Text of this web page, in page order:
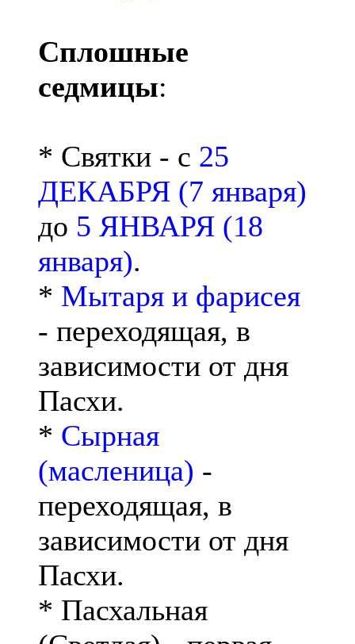
Сплошные
седмицы:
* Святки - с 25
ДЕКАБРЯ (7 января)
до 5 ЯНВАРЯ (18
января).
* Мытаря и фарисея
- переходящая, в
зависимости от дня
Пасхи.
* Сырная
(масленица) -
переходящая, в
зависимости от дня
Пасхи.
* Пасхальная